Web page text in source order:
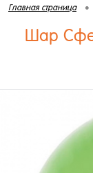
Главная страница •
Шар